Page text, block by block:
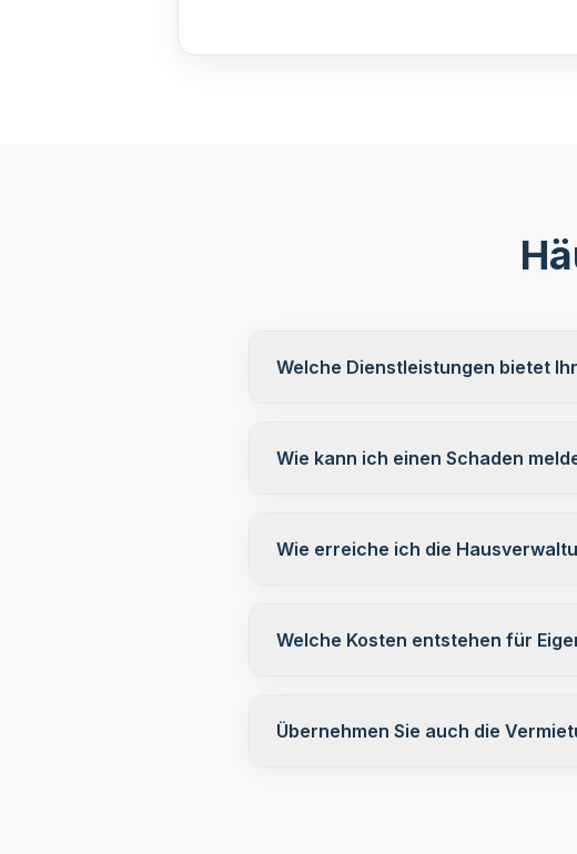
Welche Dienstleistungen bietet
Wie kann ich einen Schaden
Wie erreiche ich die
Welche Kosten entstehen für
Übernehmen Sie auch die